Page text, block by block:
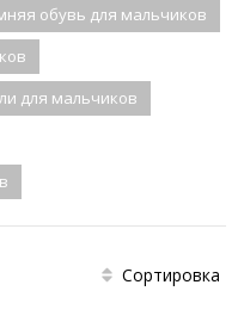
обувь для мальчиков
для мальчиков
Сортировка